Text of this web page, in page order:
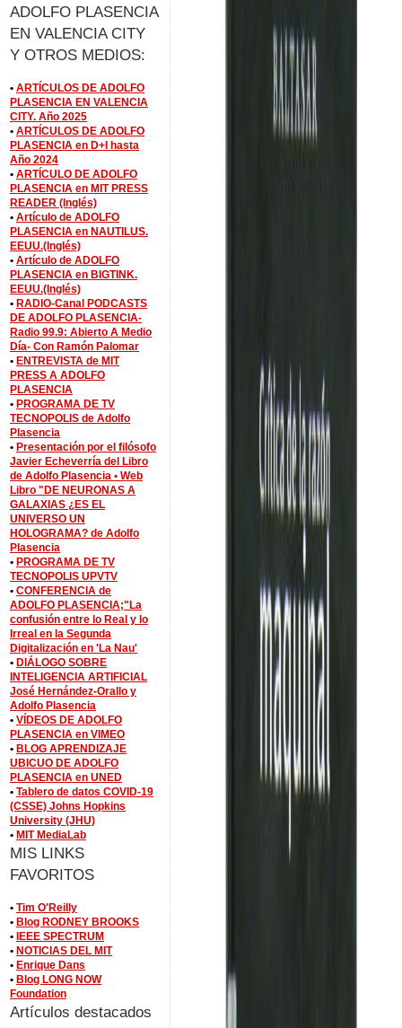
ADOLFO PLASENCIA
EN VALENCIA CITY
Y OTROS MEDIOS:
• ARTÍCULOS DE ADOLFO
PLASENCIA EN VALENCIA
CITY. Año 2025
• ARTÍCULOS DE ADOLFO
PLASENCIA en D+I hasta
Año 2024
• ARTÍCULO DE ADOLFO
PLASENCIA en MIT PRESS
READER (Inglés)
• Artículo de ADOLFO
PLASENCIA en NAUTILUS.
EEUU.(Inglés)
• Artículo de ADOLFO
PLASENCIA en BIGTINK.
EEUU.(Inglés)
• RADIO-Canal PODCASTS
DE ADOLFO PLASENCIA-
Radio 99.9: Abierto A Medio
Día- Con Ramón Palomar
• ENTREVISTA de MIT
PRESS A ADOLFO
PLASENCIA
• PROGRAMA DE TV
TECNOPOLIS de Adolfo
Plasencia
• Presentación por el filósofo
Javier Echeverría del Libro
de Adolfo Plasencia • Web
Libro "DE NEURONAS A
GALAXIAS ¿ES EL
UNIVERSO UN
HOLOGRAMA? de Adolfo
Plasencia
• PROGRAMA DE TV
TECNOPOLIS UPVTV
• CONFERENCIA de
ADOLFO PLASENCIA;"La
confusión entre lo Real y lo
Irreal en la Segunda
Digitalización en 'La Nau'
• DIÁLOGO SOBRE
INTELIGENCIA ARTIFICIAL
José Hernández-Orallo y
Adolfo Plasencia
• VÍDEOS DE ADOLFO
PLASENCIA en VIMEO
• BLOG APRENDIZAJE
UBICUO DE ADOLFO
PLASENCIA en UNED
• Tablero de datos COVID-19
(CSSE) Johns Hopkins
University (JHU)
• MIT MediaLab
MIS LINKS
FAVORITOS
• Tim O'Reilly
• Blog RODNEY BROOKS
• IEEE SPECTRUM
• NOTICIAS DEL MIT
• Enrique Dans
• Blog LONG NOW
Foundation
Artículos destacados